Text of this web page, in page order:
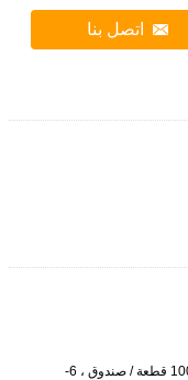
اتصل بنا
1 قطعة / كيس بولي مع مسامير ، 20-100 قطعة / صندوق ، 6-